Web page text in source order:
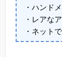
・ハンド
・レアな
・ネット